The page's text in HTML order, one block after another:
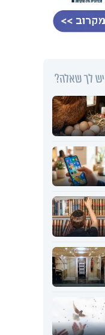
יש לך שאלה?